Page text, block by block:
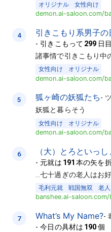
オリジナル
女性向け
demon.ai-saloon.com/
4 引きこもり系男子の
- 引きこもって 299 日目
諸事情で引きこもり中
女性向け
オリジナル
demon.ai-saloon.com/
5 狐ヶ崎の妖狐たち-
妖狐と暮らそう
女性向け
オリジナル
demon.ai-saloon.com/
6 （大）とろといっし
- 元就は 191 本の矢を
…七十過ぎの老人はお
毛利元就 戦国無双 老人
banshee.ai-
7 What’s My Name?-
-今日の具材は 190個